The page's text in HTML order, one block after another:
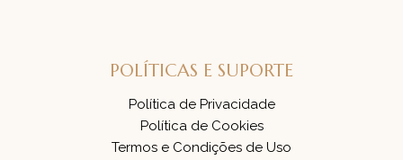
POLÍTICAS E SUPORTE
Política de Privacidade
Política de Cookies
Termos e Condições de Uso